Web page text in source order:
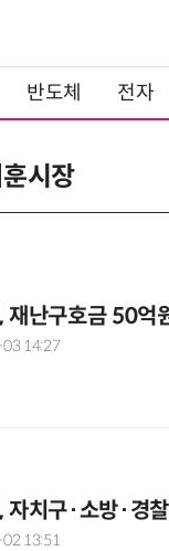
반도체 전자
시장
재난구호금 50억
14:27
자치구·소방·경
13:51